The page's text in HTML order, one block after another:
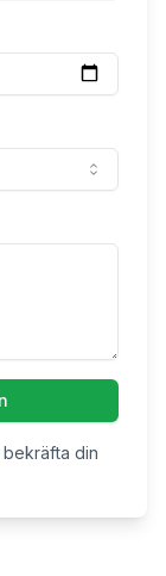
bekräfta din